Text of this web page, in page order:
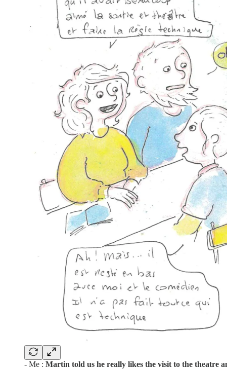
- Me : Martin told us he really likes the visit to the theatre